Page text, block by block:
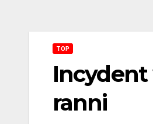
TOP
Incydent
ranni